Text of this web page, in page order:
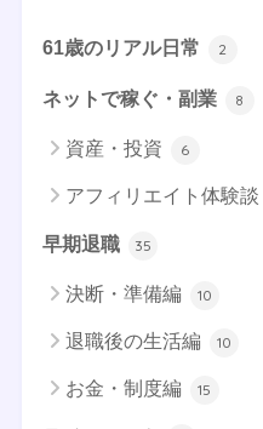
61歳のリアル日常 2
ネットで稼ぐ・副業 8
資産・投資 6
アフィリエイト体験談
早期退職 35
決断・準備編 10
退職後の生活編 10
お金・制度編 15